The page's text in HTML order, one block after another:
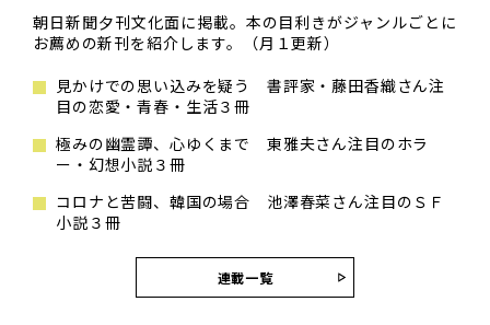
朝日新聞夕刊文化面に掲載。本の目利きがジャンルごとに
お薦めの新刊を紹介します。（月１更新）
見かけでの思い込みを疑う 書評家・藤田香織さん注
目の恋愛・青春・生活３冊
極みの幽霊譚、心ゆくまで 東雅夫さん注目のホラ
ー・幻想小説３冊
コロナと苦闘、韓国の場合 池澤春菜さん注目のＳＦ
小説３冊
連載一覧